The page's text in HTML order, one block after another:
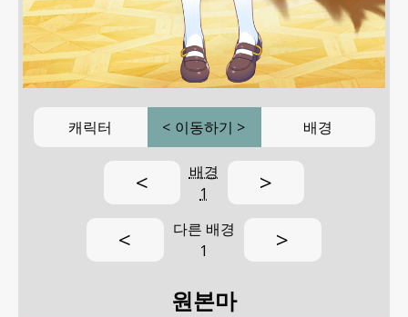
캐릭터 < 이동하기 > 배경
<
배경
1
>
<
다른 배경
1
>
원본마